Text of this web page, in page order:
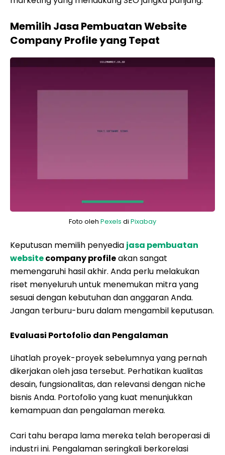
Memilih Jasa Pembuatan Website
Company Profile yang Tepat
Foto oleh Pexels di Pixabay
Keputusan memilih penyedia jasa pembuatan
websitecompany profileakan sangat
memengaruhi hasil akhir. Anda perlu melakukan
riset menyeluruh untuk menemukan mitra yang
sesuai dengan kebutuhan dan anggaran Anda.
Jangan terburu-buru dalam mengambil keputusan.
Evaluasi Portofolio dan Pengalaman
Lihatlah proyek-proyek sebelumnya yang pernah
dikerjakan oleh jasa tersebut. Perhatikan kualitas
desain, fungsionalitas, dan relevansi dengan niche
bisnis Anda. Portofolio yang kuat menunjukkan
kemampuan dan pengalaman mereka.
Cari tahu berapa lama mereka telah beroperasi di
industri ini. Pengalaman seringkali berkorelasi